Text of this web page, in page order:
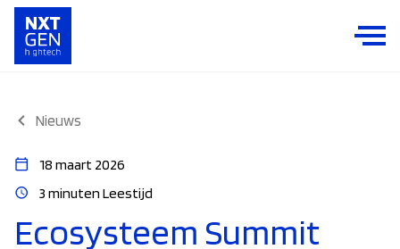
Nieuws
18 maart 2026
3 minuten Leestijd
Ecosysteem Summit